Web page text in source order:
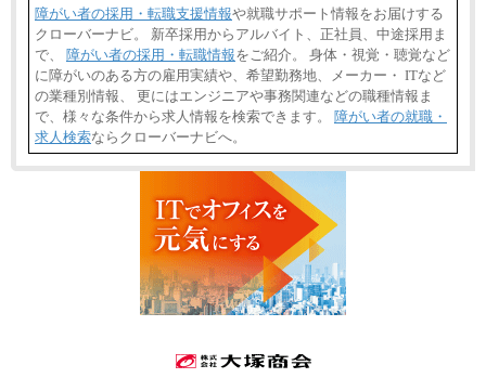
障がい者の採用・転職支援情報や就職サポート情報をお届けする
クローバーナビ。 新卒採用からアルバイト、正社員、中途採用ま
で、 障がい者の採用・転職情報をご紹介。 身体・視覚・聴覚など
に障がいのある方の雇用実績や、希望勤務地、メーカー・ ITなど
の業種別情報、 更にはエンジニアや事務関連などの職種情報ま
で、様々な条件から求人情報を検索できます。 障がい者の就職・
求人検索ならクローバーナビへ。